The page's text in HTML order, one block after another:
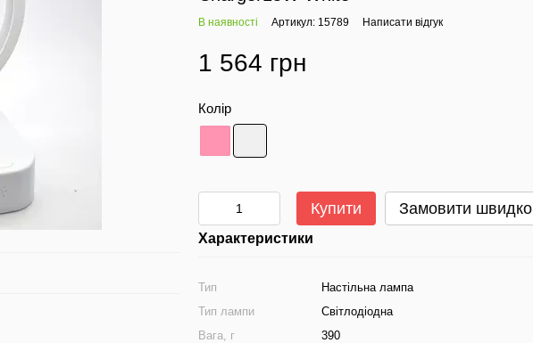
В наявності Артикул: 15789 Написати відгук
1 564 грн
Колір
Купити Замовити швидко
Характеристики
Тип
Настільна лампа
Тип лампи
Світлодіодна
Вага, г
390